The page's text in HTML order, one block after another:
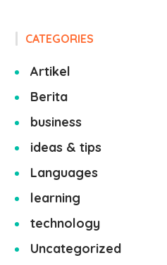
CATEGORIES
Artikel
Berita
business
ideas & tips
Languages
learning
technology
Uncategorized